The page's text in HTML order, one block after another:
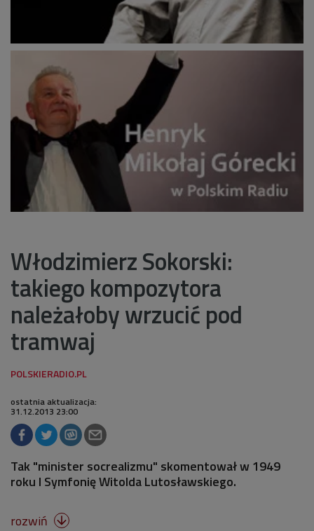
Włodzimierz Sokorski:
takiego kompozytora
należałoby wrzucić pod
tramwaj
ostatnia aktualizacja:
31.12.2013 23:00
Tak "minister socrealizmu" skomentował w 1949
roku I Symfonię Witolda Lutosławskiego.
rozwiń 